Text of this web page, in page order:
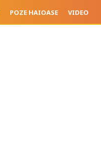
POZE HAIOASE VIDEO